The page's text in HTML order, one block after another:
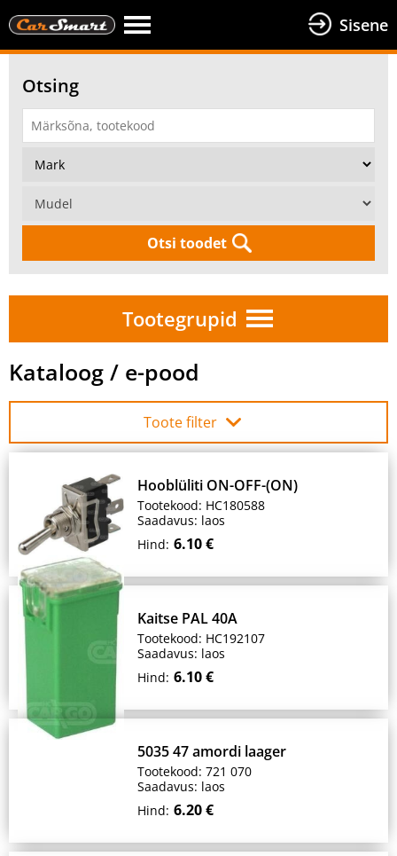
Sisene
Otsing
Otsi toodet
Tootegrupid
Kataloog / e-pood
Toote filter
Hooblüliti ON-OFF-(ON)
Tootekood: HC180588
Saadavus: laos
Hind: 6.10 €
Kaitse PAL 40A
Tootekood: HC192107
Saadavus: laos
Hind: 6.10 €
5035 47 amordi laager
Tootekood: 721 070
Saadavus: laos
Hind: 6.20 €